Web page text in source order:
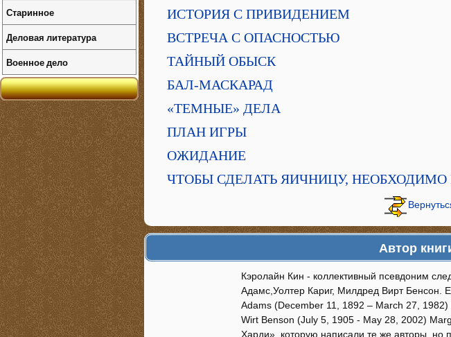
ИСТОРИЯ С ПРИВИДЕНИЕМ
ВСТРЕЧА С ОПАСНОСТЬЮ
ТАЙНЫЙ ОБЫСК
БАЛ-МАСКАРАД
«ТЕМНЫЕ» ДЕЛА
ПЛАН ИГРЫ
ОЖИДАНИЕ
ЧТОБЫ СДЕЛАТЬ ЯИЧНИЦУ, НЕОБХОДИМО
Автор
Кэролайн Кин - коллективный псевдоним
Адамс,Уолтер Кариг, Милдред Вирт Бенсон.
Adams (December 11, 1892 – March 27,
Wirt Benson (July 5, 1905 - May 28, 2002)
Харди», которую написали те же авторы, но
Старинное
Деловая литература
Военное дело